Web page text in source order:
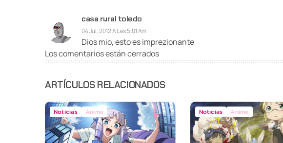
casa rural toledo
04 Jul, 2012 A Las 5:01 Am
Dios mio, esto es imprezionante
Los comentarios están cerrados
ARTÍCULOS RELACIONADOS
Noticias Anime Noticias Anime